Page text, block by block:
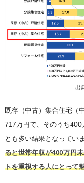
出
既存（中古）集合住宅（
717万円で、そのうち400
とも多い結果となっていま
ると世帯年収が400万円
トを重視する人にとって